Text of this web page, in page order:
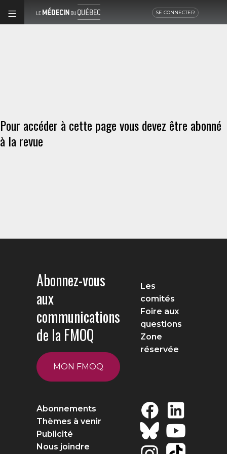
SE CONNECTER
Pour accéder à cette page vous devez être abonné
à la revue
Abonnez-vous
aux
communications
de la FMOQ
MON FMOQ
Les
comités
Foire aux
questions
Zone
réservée
Abonnements
Thèmes à venir
Publicité
Nous joindre